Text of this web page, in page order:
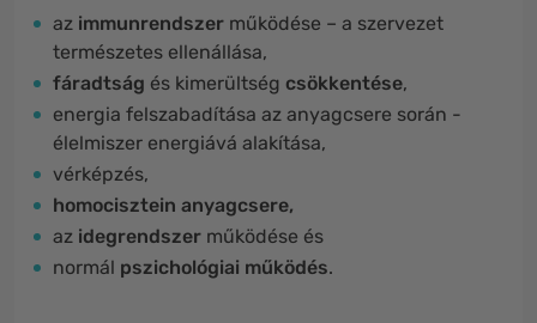
az immunrendszer működése – a szervezet
természetes ellenállása,
fáradtság és kimerültség csökkentése,
energia felszabadítása az anyagcsere során -
élelmiszer energiává alakítása,
vérképzés,
homocisztein anyagcsere,
az idegrendszer működése és
normál pszichológiai működés.